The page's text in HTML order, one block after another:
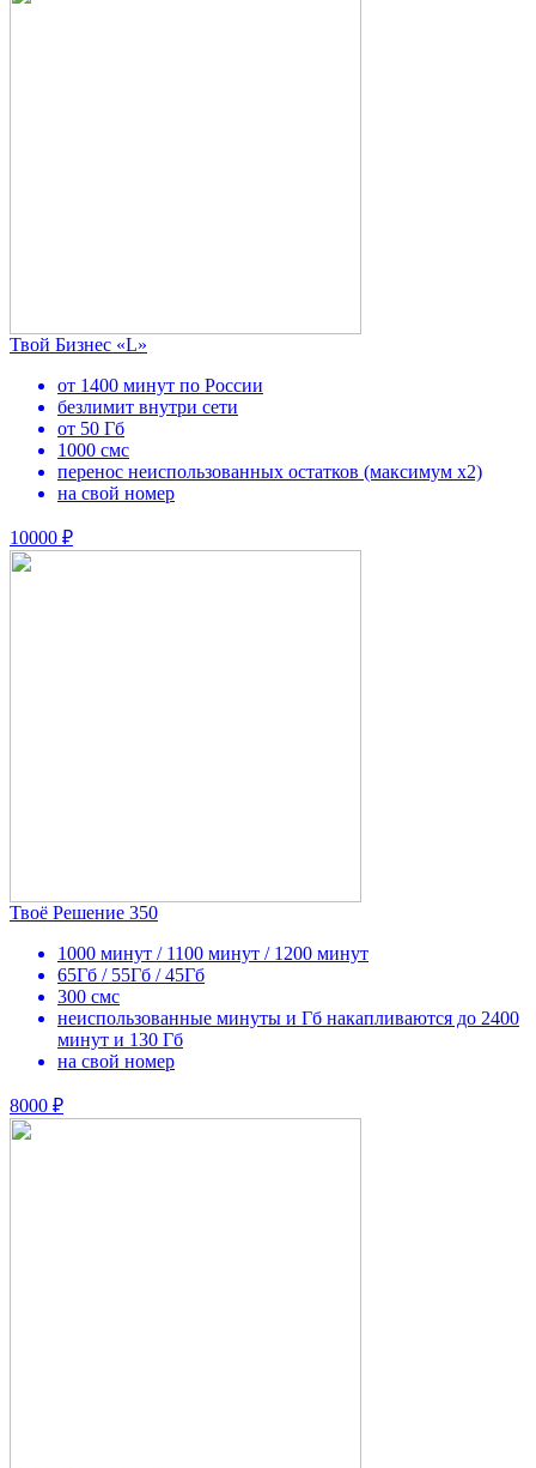
Твой Бизнес «L»
от 1400 минут по России
безлимит внутри сети
от 50 Гб
1000 смс
перенос неиспользованных остатков (максимум х2)
на свой номер
10000 ₽
Твоё Решение 350
1000 минут / 1100 минут / 1200 минут
65Гб / 55Гб / 45Гб
300 смс
неиспользованные минуты и Гб накапливаются до 2400
минут и 130 Гб
на свой номер
8000 ₽